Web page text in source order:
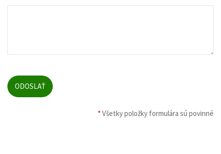
*Všetky položky formulára sú povinné